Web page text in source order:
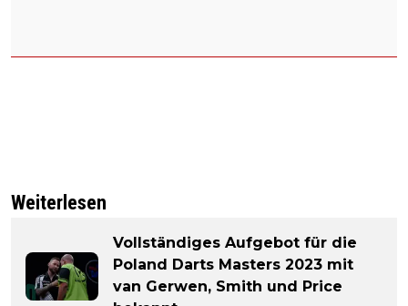
Weiterlesen
Vollständiges Aufgebot für die
Poland Darts Masters 2023 mit
van Gerwen, Smith und Price